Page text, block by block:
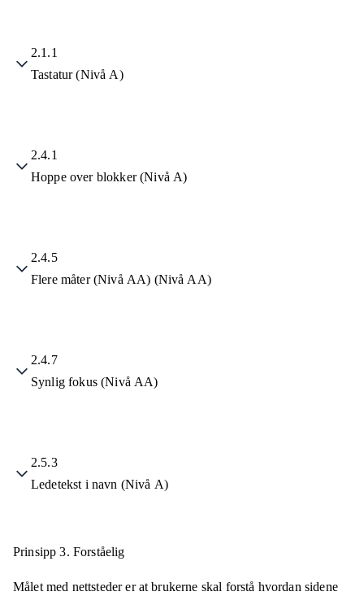
2.1.1
Tastatur (Nivå A)
2.4.1
Hoppe over blokker (Nivå A)
2.4.5
Flere måter (Nivå AA) (Nivå AA)
2.4.7
Synlig fokus (Nivå AA)
2.5.3
Ledetekst i navn (Nivå A)
Prinsipp 3. Forståelig
Målet med nettsteder er at brukerne skal forstå hvordan sidene